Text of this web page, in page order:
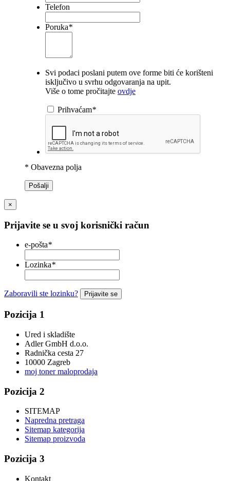
Telefon
Poruka*
Svi podaci poslani putem ove forme biti će korišteni
isključivo u svrhu odgovaranja na upit.
Više o tome pročitajte ovdje
Prihvaćam*
* Obavezna polja
Pošalji
×
Prijavite se u svoj korisnički račun
e-pošta*
Lozinka*
Zaboravili ste lozinku? Prijavite se
Pozicija 1
Ured i skladište
Adler GmbH d.o.o.
Radnička cesta 27
10000 Zagreb
moj toner maloprodaja
Pozicija 2
SITEMAP
Napredna pretraga
Sitemap kategorija
Sitemap proizvoda
Pozicija 3
Kontakt